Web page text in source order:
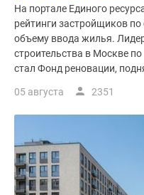
На портале Единого
рейтинги застройщиков по
объему ввода жилья.
строительства в Москве
стал Фонд реновации,
05 августа 2351